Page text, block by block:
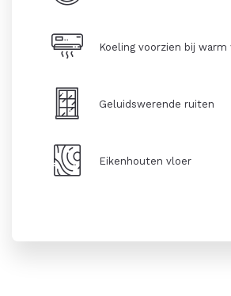
Koeling voorzien bij warm
Geluidswerende ruiten
Eikenhouten vloer